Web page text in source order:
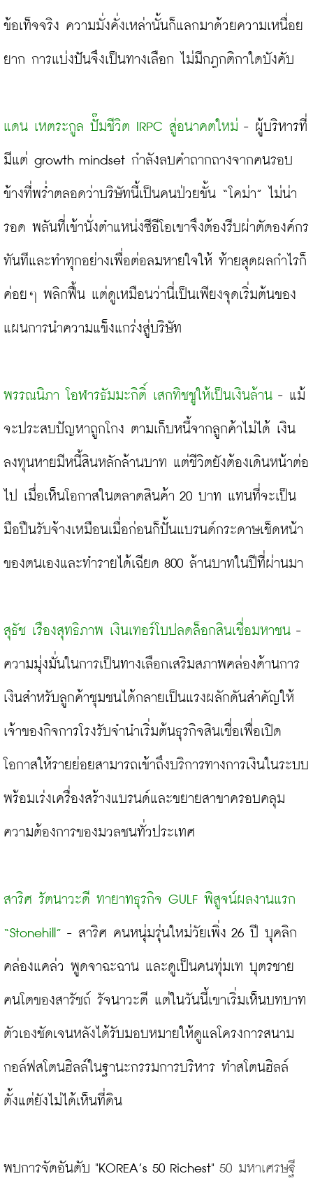
ข้อเท็จจริง ความมั่งคั่งเหล่านั้นก็แลกมาด้วยความเหนื่อย
ยาก การแบ่งปันจึงเป็นทางเลือก ไม่มีกฎกติกาใดบังคับ
แดน เหตระกูล ปั๊มชีวิต IRPC สู่อนาคตใหม่ - ผู้บริหารที่
มีแต่ growth mindset กำลังลบคำถากถางจากคนรอบ
ข้างที่พร่ำตลอดว่าบริษัทนี้เป็นคนป่วยขั้น “โคม่า” ไม่น่า
รอด พลันที่เข้านั่งตำแหน่งซีอีโอเขาจึงต้องรีบผ่าตัดองค์กร
ทันทีและทำทุกอย่างเพื่อต่อลมหายใจให้ ท้ายสุดผลกำไรก็
ค่อยๆ พลิกฟื้น แต่ดูเหมือนว่านี่เป็นเพียงจุดเริ่มต้นของ
แผนการนำความแข็งแกร่งสู่บริษัท
พรรณนิภา โอฬารธัมมะกิติ์ เสกทิชชูให้เป็นเงินล้าน - แม้
จะประสบปัญหาถูกโกง ตามเก็บหนี้จากลูกค้าไม่ได้ เงิน
ลงทุนหายมีหนี้สินหลักล้านบาท แต่ชีวิตยังต้องเดินหน้าต่อ
ไป เมื่อเห็นโอกาสในตลาดสินค้า 20 บาท แทนที่จะเป็น
มือปืนรับจ้างเหมือนเมื่อก่อนก็ปั้นแบรนด์กระดาษเช็ดหน้า
ของตนเองและทำรายได้เฉียด 800 ล้านบาทในปีที่ผ่านมา
สุธัช เรืองสุทธิภาพ เงินเทอร์โบปลดล็อกสินเชื่อมหาชน -
ความมุ่งมั่นในการเป็นทางเลือกเสริมสภาพคล่องด้านการ
เงินสำหรับลูกค้าชุมชนได้กลายเป็นแรงผลักดันสำคัญให้
เจ้าของกิจการโรงรับจำนำเริ่มต้นธุรกิจสินเชื่อเพื่อเปิด
โอกาสให้รายย่อยสามารถเข้าถึงบริการทางการเงินในระบบ
พร้อมเร่งเครื่องสร้างแบรนด์และขยายสาขาครอบคลุม
ความต้องการของมวลชนทั่วประเทศ
สาริศ รัตนาวะดี ทายาทธุรกิจ GULF พิสูจน์ผลงานแรก
“Stonehill” - สาริศ คนหนุ่มรุ่นใหม่วัยเพิ่ง 26 ปี บุคลิก
คล่องแคล่ว พูดจาฉะฉาน และดูเป็นคนทุ่มเท บุตรชาย
คนโตของสารัชถ์ รัจนาวะดี แต่ในวันนี้เขาเริ่มเห็นบทบาท
ตัวเองชัดเจนหลังได้รับมอบหมายให้ดูแลโครงการสนาม
กอล์ฟสโตนฮิลล์ในฐานะกรรมการบริหาร ทำสโตนฮิลล์
ตั้งแต่ยังไม่ได้เห็นที่ดิน
พบการจัดอันดับ "KOREA’s 50 Richest" 50 มหาเศรษฐี